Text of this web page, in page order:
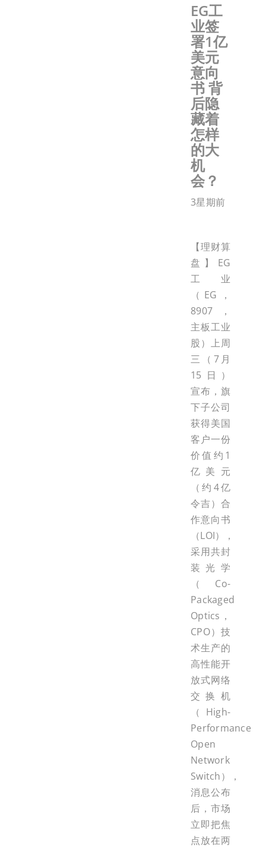
EG工
业签
署1亿
美元
意向
书 背
后隐
藏着
怎样
的大
机
会？
3星期前
【理财算
盘】EG
工业
（EG，
8907，
主板工业
股）上周
三（7月
15日）
宣布，旗
下子公司
获得美国
客户一份
价值约1
亿美元
（约4亿
令吉）合
作意向书
（LOI），
采用共封
装光学
（Co-
Packaged
Optics，
CPO）技
术生产的
高性能开
放式网络
交换机
（High-
Performance
Open
Network
Switch），
消息公布
后，市场
立即把焦
点放在两